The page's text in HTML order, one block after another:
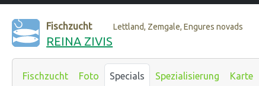
Fischzucht Lettland, Zemgale, Engures novads
REINA ZIVIS
Fischzucht Foto Specials Spezialisierung Karte